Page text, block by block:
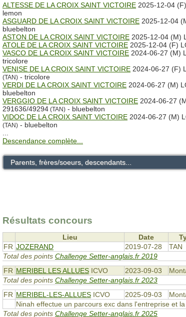
ALTESSE DE LA CROIX SAINT VICTOIRE 2025-12-04
lemon
ASGUARD DE LA CROIX SAINT VICTOIRE 2025-12-04
bluebelton
ASTON DE LA CROIX SAINT VICTOIRE 2025-12-04 (M)
ATOLE DE LA CROIX SAINT VICTOIRE 2025-12-04 (F)
VASCO DE LA CROIX SAINT VICTOIRE 2024-06-27 (M)
tricolore
VENISE DE LA CROIX SAINT VICTOIRE 2024-06-27 (F)
(TAN) - tricolore
VERDI DE LA CROIX SAINT VICTOIRE 2024-06-27 (M)
bluebelton
VERGGIO DE LA CROIX SAINT VICTOIRE 2024-06-27
291636/49294 (TAN) - bluebelton
VIDOC DE LA CROIX SAINT VICTOIRE 2024-06-27 (M)
(TAN) - bluebelton
Descendance complète...
Parents, frères/soeurs, descendants...
Résultats concours
Lieu Date
FR JOZERAND 2019-07-28 TAN
Total des points Challenge Setter-anglais.fr 2019
FR MERIBEL LES ALLUES ICVO 2023-09-03
Total des points Challenge Setter-anglais.fr 2023
FR MERIBEL-LES-ALLUES ICVO 2025-09-03
Ninah effectue un parcours exc dans l'entreprise et
Total des points Challenge Setter-anglais.fr 2025